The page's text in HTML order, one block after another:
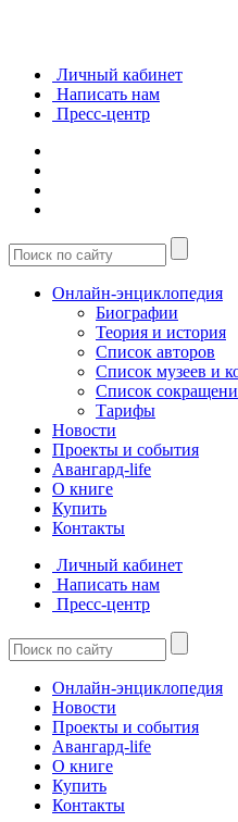
Личный кабинет
Написать нам
Пресс-центр
Онлайн-энциклопедия
Биографии
Теория и история
Список авторов
Список музеев и
Список
Тарифы
Новости
Проекты и события
Авангард-life
О книге
Купить
Контакты
Личный кабинет
Написать нам
Пресс-центр
Онлайн-энциклопедия
Новости
Проекты и события
Авангард-life
О книге
Купить
Контакты